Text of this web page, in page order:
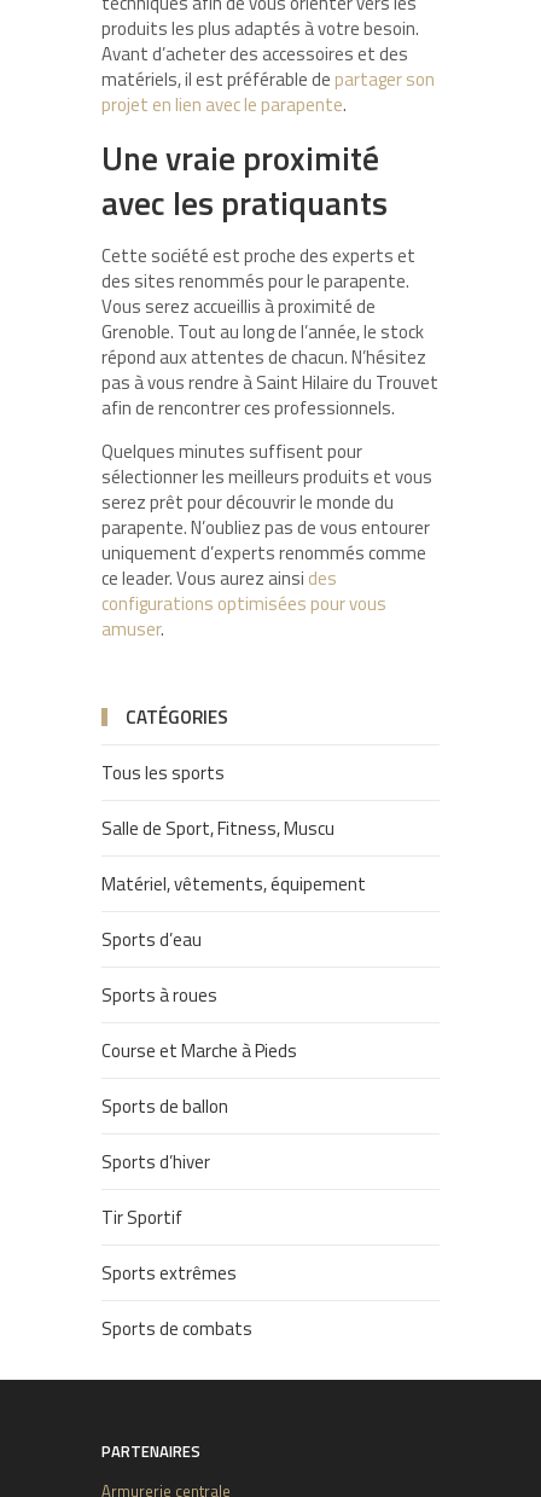
produits les plus adaptés à votre besoin.
Avant d’acheter des accessoires et des
matériels, il est préférable de partager son
projet en lien avec le parapente.
Une vraie proximité
avec les pratiquants
Cette société est proche des experts et
des sites renommés pour le parapente.
Vous serez accueillis à proximité de
Grenoble. Tout au long de l’année, le stock
répond aux attentes de chacun. N’hésitez
pas à vous rendre à Saint Hilaire du Trouvet
afin de rencontrer ces professionnels.
Quelques minutes suffisent pour
sélectionner les meilleurs produits et vous
serez prêt pour découvrir le monde du
parapente. N’oubliez pas de vous entourer
uniquement d’experts renommés comme
ce leader. Vous aurez ainsi des
configurations optimisées pour vous
amuser.
CATÉGORIES
Tous les sports
Salle de Sport, Fitness, Muscu
Matériel, vêtements, équipement
Sports d’eau
Sports à roues
Course et Marche à Pieds
Sports de ballon
Sports d’hiver
Tir Sportif
Sports extrêmes
Sports de combats
PARTENAIRES
Armurerie centrale